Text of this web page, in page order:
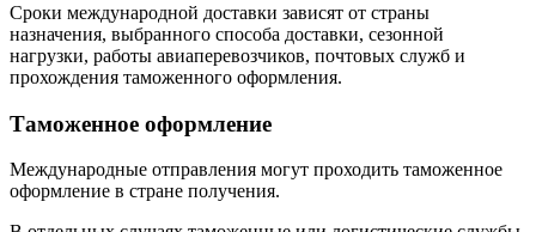
Сроки международной доставки зависят от страны
назначения, выбранного способа доставки, сезонной
нагрузки, работы авиаперевозчиков, почтовых служб и
прохождения таможенного оформления.
Таможенное оформление
Международные отправления могут проходить таможенное
оформление в стране получения.